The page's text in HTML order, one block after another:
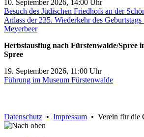
10. September 2026, 14:00 Uhr
Besuch des Jüdischen Friedhofs an der
Anlass der 235. Wiederkehr des
Meyerbeer
Herbstausflug nach Fürstenwalde/Spree
Spree
19. September 2026, 11:00 Uhr
Führung im Museum Fürstenwalde
Datenschutz • Impressum • Verein für die